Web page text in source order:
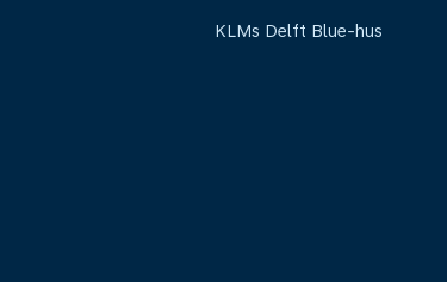
KLMs Delft Blue-hus